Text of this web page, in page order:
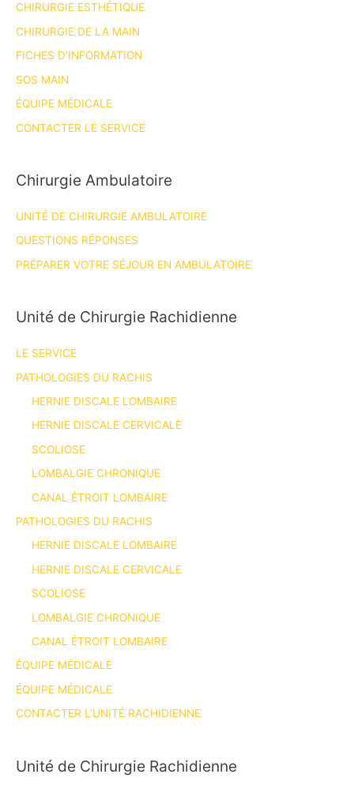
CHIRURGIE ESTHÉTIQUE
CHIRURGIE DE LA MAIN
FICHES D’INFORMATION
SOS MAIN
ÉQUIPE MÉDICALE
CONTACTER LE SERVICE
Chirurgie Ambulatoire
UNITÉ DE CHIRURGIE AMBULATOIRE
QUESTIONS RÉPONSES
PRÉPARER VOTRE SÉJOUR EN AMBULATOIRE
Unité de Chirurgie Rachidienne
LE SERVICE
PATHOLOGIES DU RACHIS
HERNIE DISCALE LOMBAIRE
HERNIE DISCALE CERVICALE
SCOLIOSE
LOMBALGIE CHRONIQUE
CANAL ÉTROIT LOMBAIRE
PATHOLOGIES DU RACHIS
HERNIE DISCALE LOMBAIRE
HERNIE DISCALE CERVICALE
SCOLIOSE
LOMBALGIE CHRONIQUE
CANAL ÉTROIT LOMBAIRE
ÉQUIPE MÉDICALE
ÉQUIPE MÉDICALE
CONTACTER L’UNITÉ RACHIDIENNE
Unité de Chirurgie Rachidienne